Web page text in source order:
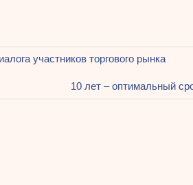
участников торгового рынка
Следующая
запись:
10 лет – оптимальный